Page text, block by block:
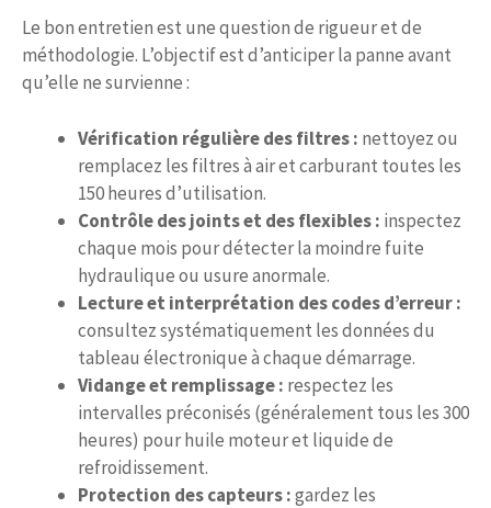
Le bon entretien est une question de rigueur et de
méthodologie. L’objectif est d’anticiper la panne avant
qu’elle ne survienne :
Vérification régulière des filtres : nettoyez ou
remplacez les filtres à air et carburant toutes les
150 heures d’utilisation.
Contrôle des joints et des flexibles : inspectez
chaque mois pour détecter la moindre fuite
hydraulique ou usure anormale.
Lecture et interprétation des codes d’erreur :
consultez systématiquement les données du
tableau électronique à chaque démarrage.
Vidange et remplissage : respectez les
intervalles préconisés (généralement tous les 300
heures) pour huile moteur et liquide de
refroidissement.
Protection des capteurs :gardez les